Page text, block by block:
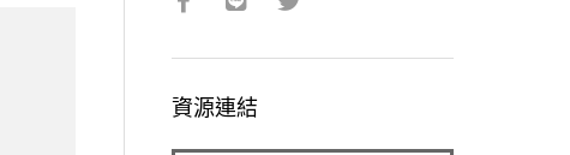
資源連結